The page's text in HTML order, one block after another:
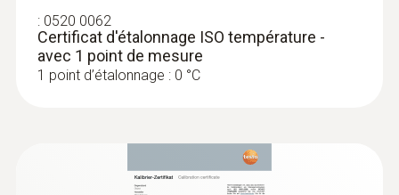
: 0520 0062
Certificat d'étalonnage ISO température -
avec 1 point de mesure
1 point d’étalonnage : 0 °C